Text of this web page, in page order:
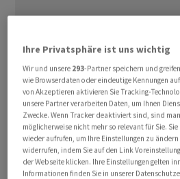
Das Angebot sei mehr ⁠als
sagte eine mit der
Donnerstag. Es handelt ‌sich um
Aktienplatzierung der Welt nach
SpaceX im Vormonat. Die Aktie
morgendlichen Handel ‌um sechs
Ihre Privatsphäre ist uns wichtig
Wir und unsere 293-Partner speichern und
wie Browserdaten oder eindeutige Kennungen
von Akzeptieren aktivieren Sie Tracking-
unsere Partner verarbeiten Daten, um Ihnen
Zwecke. Wenn Tracker deaktiviert sind, sind
möglicherweise nicht mehr so relevant für Sie.
wieder aufrufen, um Ihre Einstellungen zu
widerrufen, indem Sie auf den Link
der Webseite klicken. Ihre Einstellungen gelten
Informationen finden Sie in unserer